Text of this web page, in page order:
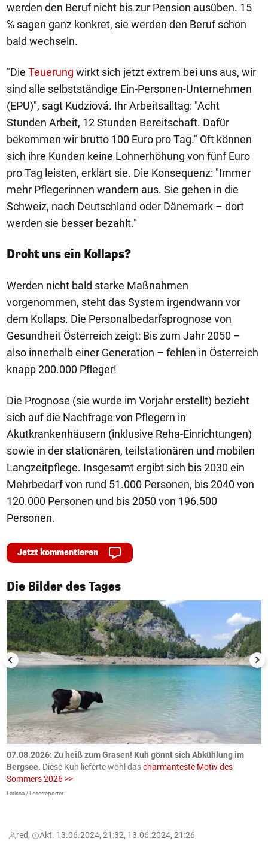
werden den Beruf nicht bis zur Pension ausüben. 15
% sagen ganz konkret, sie werden den Beruf schon
bald wechseln.
"Die Teuerung wirkt sich jetzt extrem bei uns aus, wir
sind alle selbstständige Ein-Personen-Unternehmen
(EPU)", sagt Kudziová. Ihr Arbeitsalltag: "Acht
Stunden Arbeit, 12 Stunden Bereitschaft. Dafür
bekommen wir brutto 100 Euro pro Tag." Oft können
sich ihre Kunden keine Lohnerhöhung von fünf Euro
pro Tag leisten, erklärt sie. Die Konsequenz: "Immer
mehr Pflegerinnen wandern aus. Sie gehen in die
Schweiz, nach Deutschland oder Dänemark – dort
werden sie besser bezahlt."
Droht uns ein Kollaps?
Werden nicht bald starke Maßnahmen
vorgenommen, steht das System irgendwann vor
dem Kollaps. Die Personalbedarfsprognose von
Gesundheit Österreich zeigt: Bis zum Jahr 2050 –
also innerhalb einer Generation – fehlen in Österreich
knapp 200.000 Pfleger!
Die Prognose (sie wurde im Vorjahr erstellt) bezieht
sich auf die Nachfrage von Pflegern in
Akutkrankenhäusern (inklusive Reha-Einrichtungen)
sowie in der stationären, teilstationären und mobilen
Langzeitpflege. Insgesamt ergibt sich bis 2030 ein
Mehrbedarf von rund 51.000 Personen, bis 2040 von
120.000 Personen und bis 2050 von 196.500
Personen.
Jetzt kommentieren
Die Bilder des Tages
1/50
07.08.2026: Zu heiß zum Grasen! Kuh gönnt sich Abkühlung im
Bergsee. Diese Kuh lieferte wohl dascharmanteste Motiv des
Sommers 2026 >>
Larissa / Leserreporter
red, Akt. 13.06.2024, 21:32, 13.06.2024, 21:26